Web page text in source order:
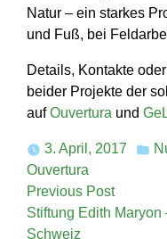
Natur – ein starkes
und Fuß, bei
Details, Kontakte
beider Projekte der
aufOuvertura und
3. April, 2017
Ouvertura
Previous PostPrevious
post:
Stiftung Edith
Schweiz